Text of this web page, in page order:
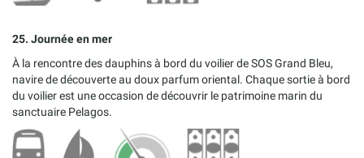
25. Journée en mer
À la rencontre des dauphins à bord du voilier de SOS Grand Bleu,
navire de découverte au doux parfum oriental. Chaque sortie à bord
du voilier est une occasion de découvrir le patrimoine marin du
sanctuaire Pelagos.